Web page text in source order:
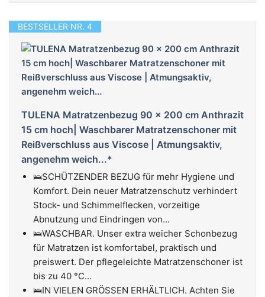
BESTSELLER NR. 4
TULENA Matratzenbezug 90 x 200 cm Anthrazit
15 cm hoch| Waschbarer Matratzenschoner mit
Reißverschluss aus Viscose | Atmungsaktiv,
angenehm weich...*
🛌SCHÜTZENDER BEZUG für mehr Hygiene und
Komfort. Dein neuer Matratzenschutz verhindert
Stock- und Schimmelflecken, vorzeitige
Abnutzung und Eindringen von...
🛌WASCHBAR. Unser extra weicher Schonbezug
für Matratzen ist komfortabel, praktisch und
preiswert. Der pflegeleichte Matratzenschoner ist
bis zu 40 °C...
🛌IN VIELEN GRÖSSEN ERHÄLTLICH. Achten Sie